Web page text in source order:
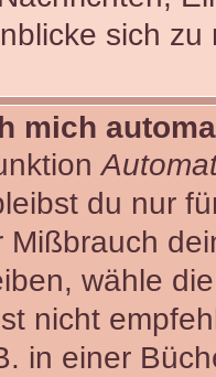
sich
mich
du nur
Mißbrauch
wähle
nicht
in einer